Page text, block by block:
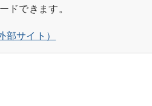
ドできます。
サイト）